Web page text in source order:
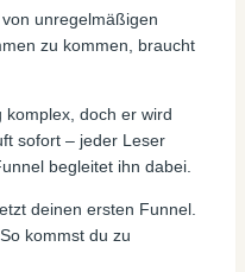
unregelmäßigen
zu kommen, braucht
komplex, doch er wird
sofort – jeder Leser
begleitet ihn dabei.
deinen ersten Funnel.
kommst du zu